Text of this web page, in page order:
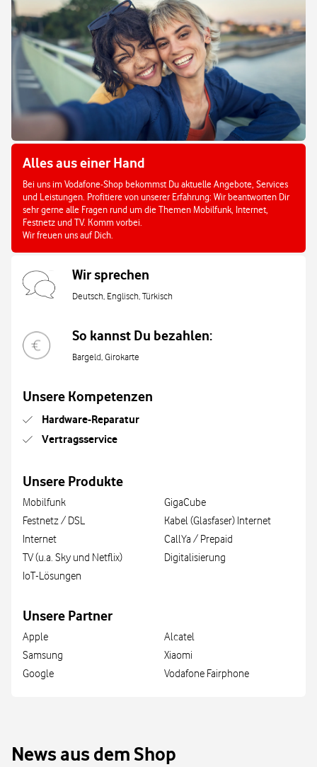
Alles aus einer Hand
Bei uns im Vodafone-Shop bekommst Du aktuelle Angebote, Services
und Leistungen. Profitiere von unserer Erfahrung: Wir beantworten Dir
sehr gerne alle Fragen rund um die Themen Mobilfunk, Internet,
Festnetz und TV. Komm vorbei.
Wir freuen uns auf Dich.
Wir sprechen
Deutsch, Englisch, Türkisch
So kannst Du bezahlen:
Bargeld, Girokarte
Unsere Kompetenzen
Hardware-Reparatur
Vertragsservice
Unsere Produkte
Mobilfunk
Festnetz / DSL
Internet
TV (u.a. Sky und Netflix)
IoT-Lösungen
GigaCube
Kabel (Glasfaser) Internet
CallYa / Prepaid
Digitalisierung
Unsere Partner
Apple
Samsung
Google
Alcatel
Xiaomi
Vodafone Fairphone
News aus dem Shop